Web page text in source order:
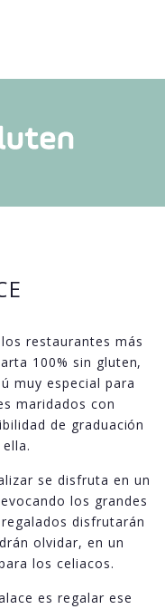
restaurantes más
100% sin gluten,
muy especial para
maridados con
de graduación
se disfruta en un
los grandes
disfrutarán
olvidar, en un
los celiacos.
es regalar ese